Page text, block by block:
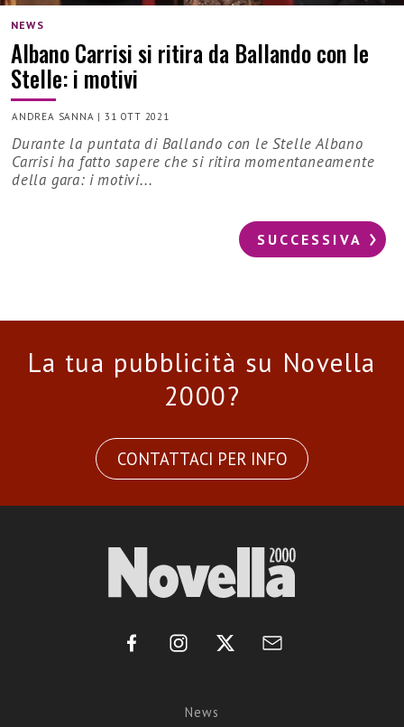
NEWS
Albano Carrisi si ritira da Ballando con le
Stelle: i motivi
ANDREA SANNA |31 OTT 2021
Durante la puntata di Ballando con le Stelle Albano
Carrisi ha fatto sapere che si ritira momentaneamente
della gara: i motivi...
SUCCESSIVA
La tua pubblicità su Novella
2000?
CONTATTACI PER INFO
News